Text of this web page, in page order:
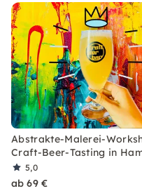
Abstrakte-Malerei-
Craft-Beer-Tasting in
5,0
ab 69 €